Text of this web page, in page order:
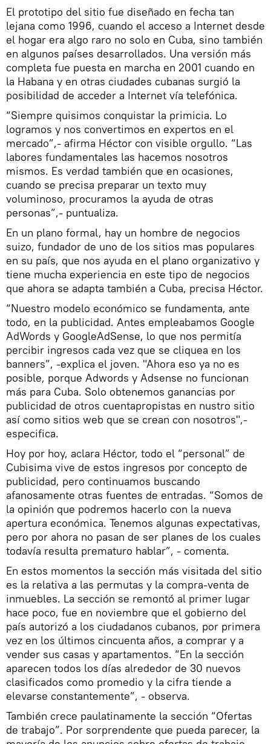
El prototipo del sitio fue diseñado en fecha tan
lejana como 1996, cuando el acceso a Internet desde
el hogar era algo raro no solo en Cuba, sino también
en algunos países desarrollados. Una versión más
completa fue puesta en marcha en 2001 cuando en
la Habana y en otras ciudades cubanas surgió la
posibilidad de acceder a Internet vía telefónica.
“Siempre quisimos conquistar la primicia. Lo
logramos y nos convertimos en expertos en el
mercado”,- afirma Héctor con visible orgullo. “Las
labores fundamentales las hacemos nosotros
mismos. Es verdad también que en ocasiones,
cuando se precisa preparar un texto muy
voluminoso, procuramos la ayuda de otras
personas”,- puntualiza.
En un plano formal, hay un hombre de negocios
suizo, fundador de uno de los sitios mas populares
en su país, que nos ayuda en el plano organizativo y
tiene mucha experiencia en este tipo de negocios
que ahora se adapta también a Cuba, precisa Héctor.
“Nuestro modelo económico se fundamenta, ante
todo, en la publicidad. Antes empleabamos Google
AdWords y GoogleAdSense, lo que nos permitía
percibir ingresos cada vez que se cliquea en los
banners”, -explica el joven. "Ahora eso ya no es
posible, porque Adwords y Adsense no funcionan
más para Cuba. Solo obtenemos ganancias por
publicidad de otros cuentapropistas en nustro sitio
así como sitios web que se crean con nosotros",-
especifica.
Hoy por hoy, aclara Héctor, todo el “personal” de
Cubisima vive de estos ingresos por concepto de
publicidad, pero continuamos buscando
afanosamente otras fuentes de entradas. “Somos de
la opinión que podremos hacerlo con la nueva
apertura económica. Tenemos algunas expectativas,
pero por ahora no pasan de ser planes de los cuales
todavía resulta prematuro hablar”, - comenta.
En estos momentos la sección más visitada del sitio
es la relativa a las permutas y la compra-venta de
inmuebles. La sección se remontó al primer lugar
hace poco, fue en noviembre que el gobierno del
país autorizó a los ciudadanos cubanos, por primera
vez en los últimos cincuenta años, a comprar y a
vender sus casas y apartamentos. “En la sección
aparecen todos los días alrededor de 30 nuevos
clasificados como promedio y la cifra tiende a
elevarse constantemente”, - observa.
También crece paulatinamente la sección “Ofertas
de trabajo”. Por sorprendente que pueda parecer, la